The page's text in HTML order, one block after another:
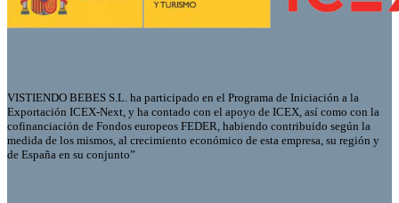
VISTIENDO BEBES S.L. ha participado en el Programa de Iniciación a la
Exportación ICEX-Next, y ha contado con el apoyo de ICEX, así como con la
cofinanciación de Fondos europeos FEDER, habiendo contribuido según la
medida de los mismos, al crecimiento económico de esta empresa, su región y
de España en su conjunto”